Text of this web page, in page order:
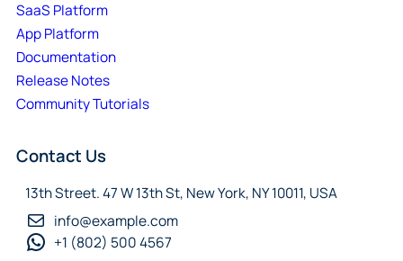
SaaS Platform
App Platform
Documentation
Release Notes
Community Tutorials
Contact Us
13th Street. 47 W 13th St, New York, NY 10011, USA
info@example.com
+1 (802) 500 4567